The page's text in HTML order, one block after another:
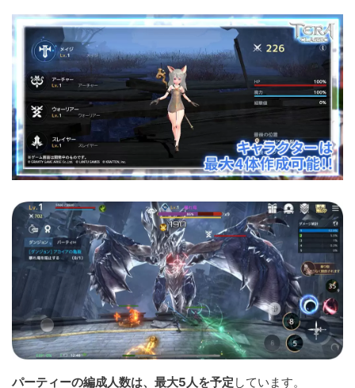
パーティーの編成人数は、最大5人を予定 しています。